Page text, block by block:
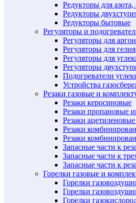
Редукторы для
Редукторы
Редукторы бытовые
Регуляторы и
Регуляторы для
Регуляторы для гелия
Регуляторы для
Регуляторы
Подогреватели
Устройства
Резаки газовые и
Резаки керосиновые
Резаки пропановые
Резаки
Резаки
Резаки
Запасные части к
Запасные части к
Запасные части к
Горелки газовые и
Горелки
Горелки
Горелки